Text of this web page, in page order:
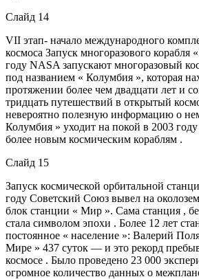
Слайд 14
VII этап- начало международного
космоса Запуск многоразового корабля
году NASA запускают многоразовый
под названием « Колумбия », которая
протяжении более чем двадцати лет и
тридцать путешествий в открытый
невероятно полезную информацию о
Колумбия » уходит на покой в 2003 году
более новым космическим кораблям .
Слайд 15
Запуск космической орбитальной
году Советский Союз вывел на
блок станции « Мир ». Сама станция ,
стала символом эпохи . Более 12 лет
постоянное « население »: Валерий
Мире » 437 суток — и это рекорд
космосе . Было проведено 23 000
огромное количество данных о